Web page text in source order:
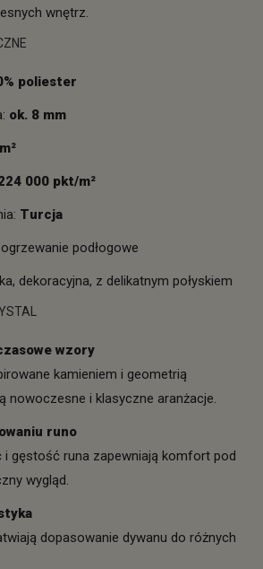
wnętrz.
poliester
ok. 8 mm
000 pkt/m²
Turcja
podłogowe
dekoracyjna, z delikatnym połyskiem
wzory
kamieniem i geometrią
nowoczesne i klasyczne aranżacje.
runo
i gęstość runa zapewniają komfort pod
wygląd.
dopasowanie dywanu do różnych